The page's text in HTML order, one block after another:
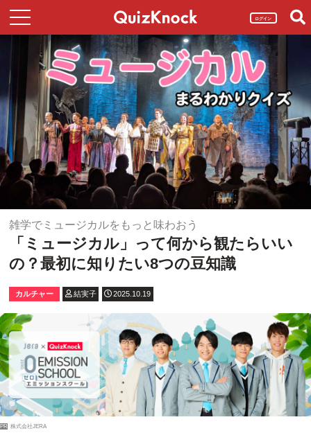
ログイン
雑学でミュージカルをもっと味わおう
「ミュージカル」って何から観たらいい
の？最初に知りたい8つの豆知識
カルチャー 結実子 2025.10.19
PR 株式会社JERA